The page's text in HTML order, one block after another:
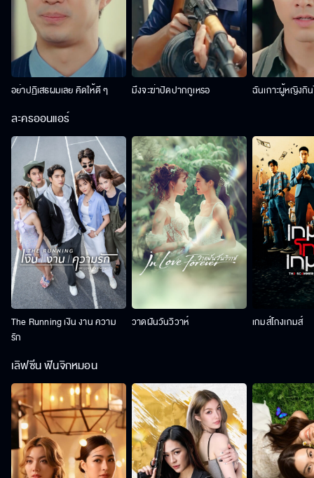
อย่าปฏิเสธผมเลย คิดให้ดี ๆ มึงจะฆ่าปิดปากกูเหรอ ฉันเกาะผู้หญิงกิ
ละครออนแอร์
The Running เงิน งาน ความ
รัก
วาดฝันวันวิวาห์ เกมส์โกงเกมส์
เลิฟซีน ฟินจิกหมอน